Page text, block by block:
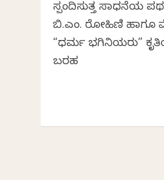
ಸ್ಪಂದಿಸುತ್ತ ಸಾಧನೆಯ
ಬಿ.ಎಂ. ರೋಹಿಣಿ ಹಾಗೂ
“ಧರ್ಮ ಭಗಿನಿಯರು”
ಬರಹ